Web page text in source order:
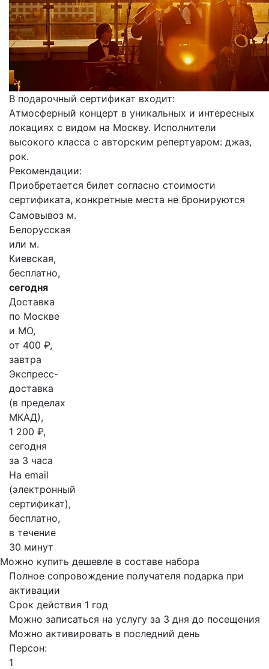
В подарочный сертификат входит:
Атмосферный концерт в уникальных и интересных
локациях с видом на Москву. Исполнители
высокого класса с авторским репертуаром: джаз,
рок.
Рекомендации:
Приобретается билет согласно стоимости
сертификата, конкретные места не бронируются
Самовывоз м.
Белорусская
или м.
Киевская,
бесплатно,
сегодня
Доставка
по Москве
и МО,
от 400 ₽,
завтра
Экспресс-
доставка
(в пределах
МКАД),
1 200 ₽,
сегодня
за 3 часа
На email
(электронный
сертификат),
бесплатно,
в течение
30 минут
Можно купить дешевле в составе набора
Полное сопровождение получателя подарка при
активации
Срок действия 1 год
Можно записаться на услугу за 3 дня до посещения
Можно активировать в последний день
Персон:
1